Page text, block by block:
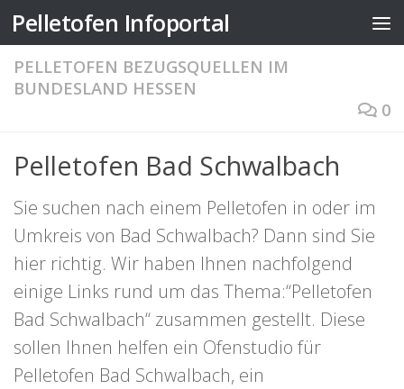
Zum Inhalt springen
Pelletofen Infoportal
PELLETOFEN BEZUGSQUELLEN IM
BUNDESLAND HESSEN
0
Pelletofen Bad Schwalbach
Sie suchen nach einem Pelletofen in oder im
Umkreis von Bad Schwalbach? Dann sind Sie
hier richtig. Wir haben Ihnen nachfolgend
einige Links rund um das Thema:“Pelletofen
Bad Schwalbach“ zusammen gestellt. Diese
sollen Ihnen helfen ein Ofenstudio für
Pelletofen Bad Schwalbach, ein